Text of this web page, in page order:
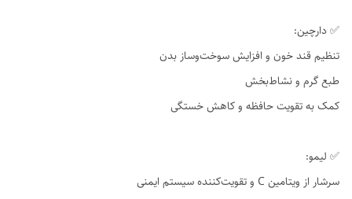
✅ دارچین:
تنظیم قند خون و افزایش سوخت‌وساز بدن
طبع گرم و نشاط‌بخش
کمک به تقویت حافظه و کاهش خستگی
✅ لیمو:
سرشار از ویتامین C و تقویت‌کننده سیستم ایمنی